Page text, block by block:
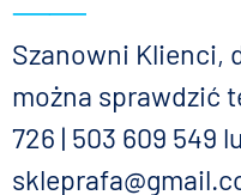
Szanowni Klienci,
można sprawdzić
726 | 503 609 549